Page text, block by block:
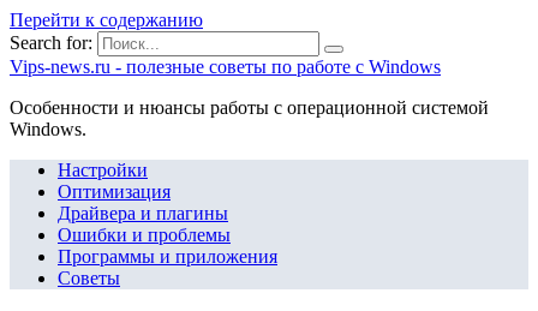
Перейти к содержанию
Search for:
Vips-news.ru - полезные советы по работе с Windows
Особенности и нюансы работы с операционной системой
Windows.
Настройки
Оптимизация
Драйвера и плагины
Ошибки и проблемы
Программы и приложения
Советы